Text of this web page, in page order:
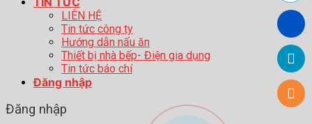
LIÊN HỆ
Tin tức công ty
Hướng dẫn nấu ăn
Thiết bị nhà bếp- Điện gia dụng
Tin tức báo chí
Đăng nhập
Đăng nhập